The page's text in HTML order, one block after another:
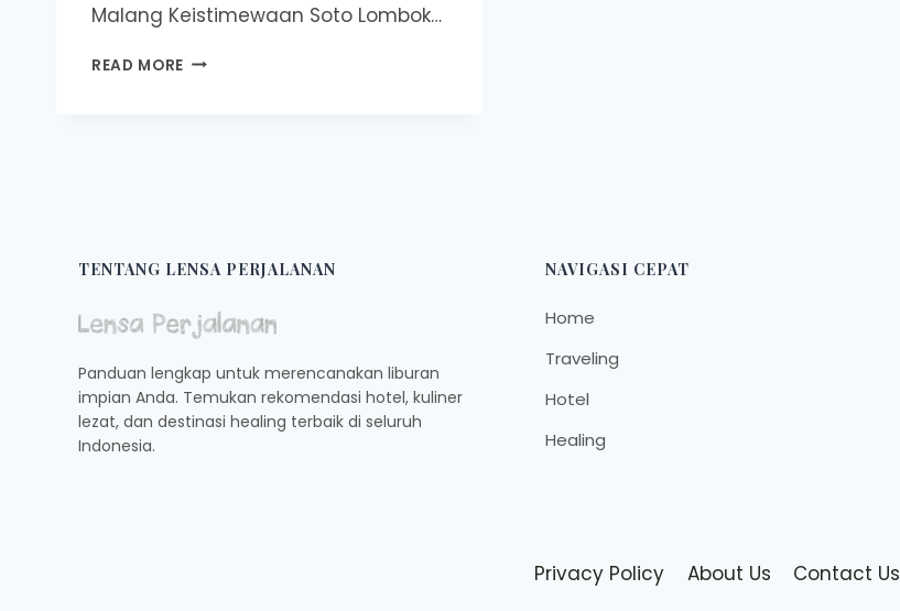
Malang Keistimewaan Soto Lombok…
READ MORE SOTO
TENTANG LENSA PERJALANAN
Panduan lengkap untuk merencanakan liburan
impian Anda. Temukan rekomendasi hotel, kuliner
lezat, dan destinasi healing terbaik di seluruh
Indonesia.
NAVIGASI CEPAT
Home
Traveling
Hotel
Healing
Privacy Policy About Us Contact Us